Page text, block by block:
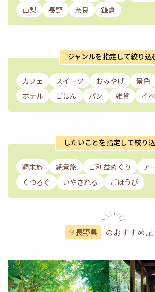
山梨
長野 奈良 鎌倉
ジャンルを指定して絞り込
カフェ スイーツ おみやげ 景色
ホテル
ごはん パン 雑貨 イ
したいことを指定して絞り
週末旅 絶景旅 ご利益めぐり
ア
くつろぐ
いやされる ごほうび
長野県 のおすすめ